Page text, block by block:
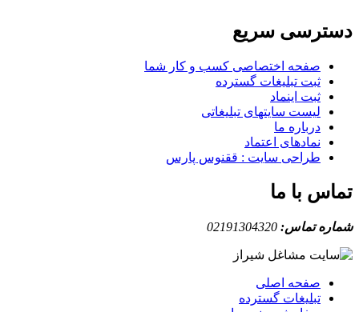
دسترسی سریع
صفحه اختصاصی کسب و کار شما
ثبت تبلیغات گسترده
ثبت اینماد
لیست سایتهای تبلیغاتی
درباره ما
نمادهای اعتماد
طراحی سایت : ققنوس پارس
تماس با ما
شماره تماس: 02191304320
صفحه اصلی
تبلیغات گسترده